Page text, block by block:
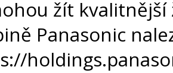
žít
Panasonic